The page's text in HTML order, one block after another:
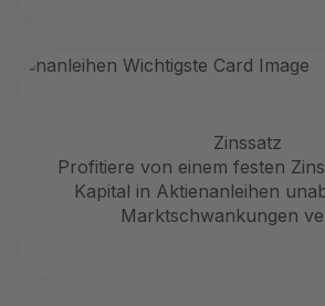
Zinssatz
Profitiere von einem festen
Kapital in Aktienanleihen
Marktschwankungen